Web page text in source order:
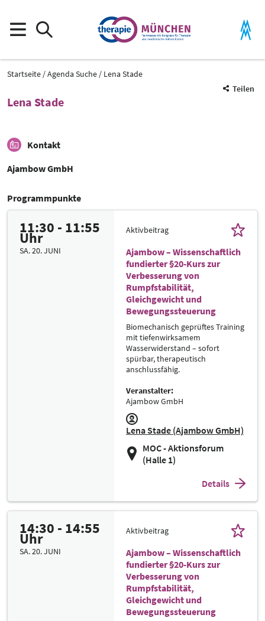
Startseite Agenda Suche
Lena Stade
Teilen
Lena Stade
Kontakt
Ajambow GmbH
Programmpunkte
11:30 - 11:55
Uhr
SA. 20. JUNI
Aktivbeitrag
Ajambow – Wissenschaftlich
fundierter §20-Kurs zur
Verbesserung von
Rumpfstabilität,
Gleichgewicht und
Bewegungssteuerung
Biomechanisch geprüftes Training
mit tiefenwirksamem
Wasserwiderstand – sofort
spürbar, therapeutisch
anschlussfähig.
Veranstalter:
Ajambow GmbH
Lena Stade (Ajambow GmbH)
MOC - Aktionsforum
(Halle 1)
Details
14:30 - 14:55
Uhr
SA. 20. JUNI
Aktivbeitrag
Ajambow – Wissenschaftlich
fundierter §20-Kurs zur
Verbesserung von
Rumpfstabilität,
Gleichgewicht und
Bewegungssteuerung